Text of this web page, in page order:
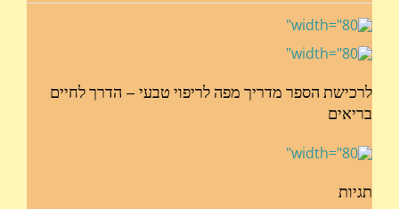
לרכישת הספר מדריך מפה לריפוי טבעי – הדרך לחיים
בריאים
תגיות